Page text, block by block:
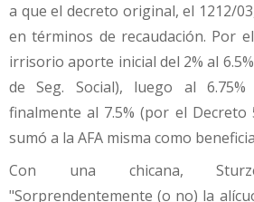
a que el decreto original, el 1212/
en términos de recaudación. Por
irrisorio aporte inicial del 2% al 6.5%
de Seg. Social), luego al
finalmente al 7.5% (por el Decreto
sumó a la AFA misma como
Con una chicana,
"Sorprendentemente (o no) la